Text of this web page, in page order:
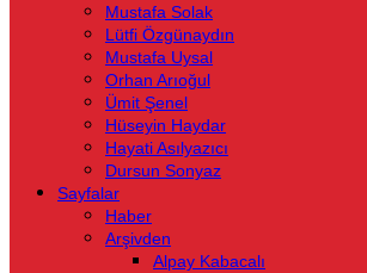
Mustafa Solak
Lütfi Özgünaydın
Mustafa Uysal
Orhan Arıoğul
Ümit Şenel
Hüseyin Haydar
Hayati Asılyazıcı
Dursun Sonyaz
Sayfalar
Haber
Arşivden
Alpay Kabacalı